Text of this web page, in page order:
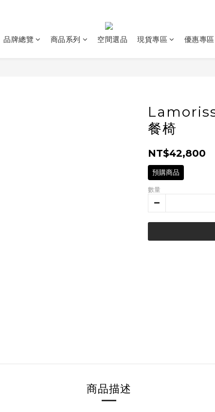
品牌總覽 商品系列 空間選品 現貨專區 優惠專區
餐椅
NT$42,800
預購商品
數量
商品描述